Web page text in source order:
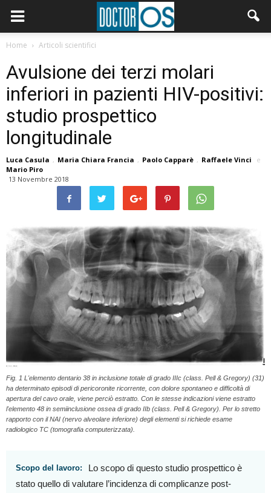
Home Articoli scientifici
Avulsione dei terzi molari
inferiori in pazienti HIV-positivi:
studio prospettico
longitudinale
Luca Casula , Maria Chiara Francia , Paolo Capparè , Raffaele Vinci
e
Mario Piro
13 Novembre 2018
Fig. 1 L'elemento dentario 38 in inclusione totale di grado IIIc (class. Pell & Gregory) (31)
ha determinato episodi di pericoronite ricorrente, con dolore spontaneo e difficoltà di
apertura del cavo orale, viene perciò estratto. Con le stesse indicazioni viene estratto
l'elemento 48 in semiinclusione ossea di grado IIb (class. Pell & Gregory). Per lo stretto
rapporto con il NAI (nervo alveolare inferiore) degli elementi si richiede esame
radiologico TC (tomografia computerizzata).
Scopo del lavoro:
Lo scopo di questo studio prospettico è
stato quello di valutare l’incidenza di complicanze post-